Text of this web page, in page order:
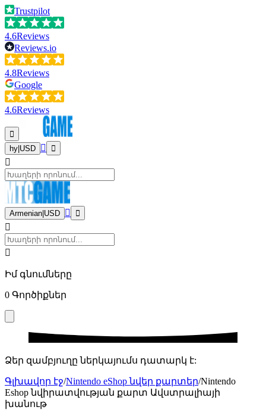
Trustpilot
4.6Reviews
Reviews.io
4.8Reviews
Google
4.6Reviews
hy USD
Armenian USD
Իմ գնումները
0 Գործիքներ
Ձեր զամբյուղը ներկայումս դատարկ է:
Գլխավոր էջ/Nintendo eShop նվեր քարտեր/Nintendo
Eshop նվիրատվության քարտ Ավստրալիայի
խանութ